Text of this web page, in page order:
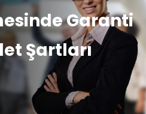
Garanti
Şartları